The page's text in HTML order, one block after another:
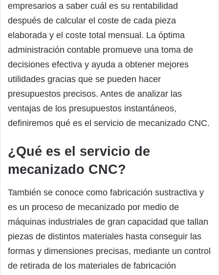
empresarios a saber cuál es su rentabilidad
después de calcular el coste de cada pieza
elaborada y el coste total mensual. La óptima
administración contable promueve una toma de
decisiones efectiva y ayuda a obtener mejores
utilidades gracias que se pueden hacer
presupuestos precisos. Antes de analizar las
ventajas de los presupuestos instantáneos,
definiremos qué es el servicio de mecanizado CNC.
¿Qué es el servicio de
mecanizado CNC?
También se conoce como fabricación sustractiva y
es un proceso de mecanizado por medio de
máquinas industriales de gran capacidad que tallan
piezas de distintos materiales hasta conseguir las
formas y dimensiones precisas, mediante un control
de retirada de los materiales de fabricación